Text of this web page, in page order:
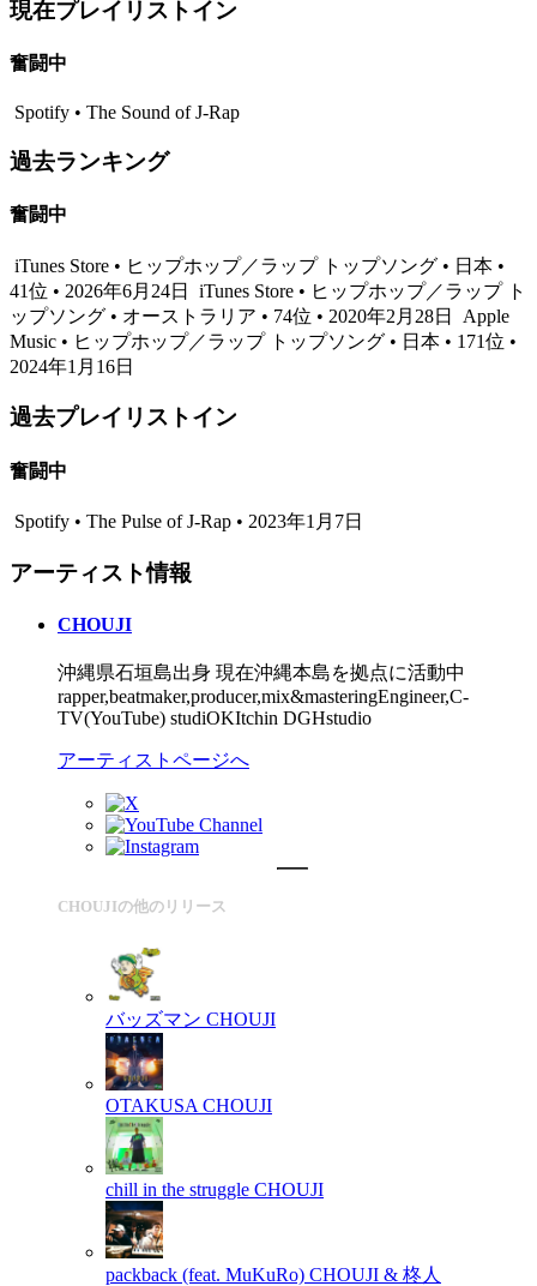
現在プレイリストイン
奮闘中
Spotify • The Sound of J-Rap
過去ランキング
奮闘中
iTunes Store • ヒップホップ／ラップ トップソング • 日本 •
41位 • 2026年6月24日
iTunes Store • ヒップホップ／ラップ ト
ップソング • オーストラリア • 74位 • 2020年2月28日
Apple
Music • ヒップホップ／ラップ トップソング • 日本 • 171位 •
2024年1月16日
過去プレイリストイン
奮闘中
Spotify • The Pulse of J-Rap • 2023年1月7日
アーティスト情報
CHOUJI
沖縄県石垣島出身 現在沖縄本島を拠点に活動中
rapper,beatmaker,producer,mix&masteringEngineer,C-
TV(YouTube) studiOKItchin DGHstudio
アーティストページへ
CHOUJIの他のリリース
バッズマン CHOUJI
OTAKUSA CHOUJI
chill in the struggle CHOUJI
packback (feat. MuKuRo) CHOUJI & 柊人